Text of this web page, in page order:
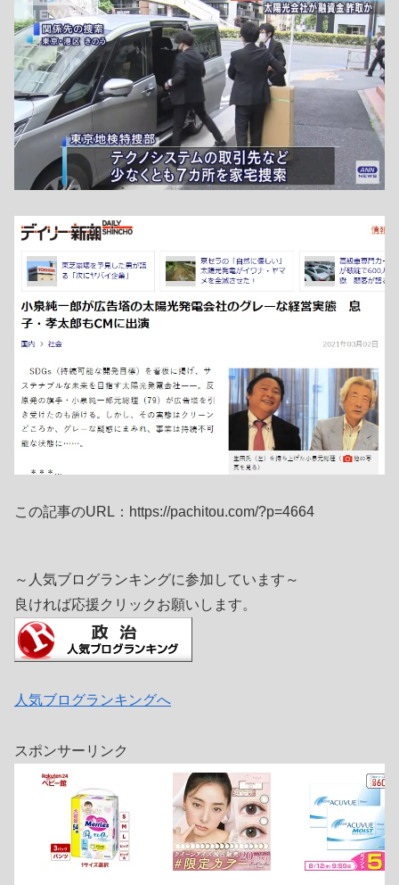
この記事のURL：https://pachitou.com/?p=4664
～人気ブログランキングに参加しています～
良ければ応援クリックお願いします。
人気ブログランキングへ
スポンサーリンク